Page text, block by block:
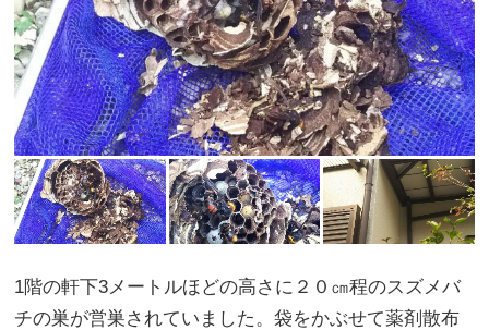
1階の軒下3メートルほどの高さに２０㎝程のスズメバ
チの巣が営巣されていました。袋をかぶせて薬剤散布